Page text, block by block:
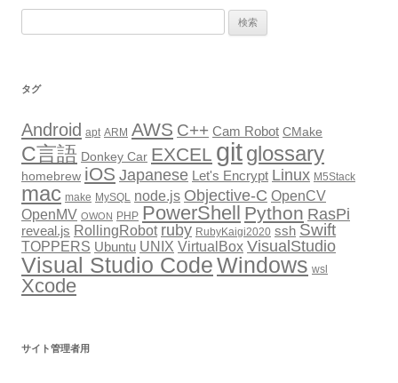
タグ
Android apt ARM AWS C++ Cam Robot CMake
C言語 Donkey Car EXCEL gitglossary
homebrew iOS Japanese Let's Encrypt Linux M5Stack
mac make MySQL node.js Objective-C OpenCV
OpenMV OWON PHP PowerShell Python RasPi
reveal.js RollingRobot ruby RubyKaigi2020 ssh Swift
TOPPERS Ubuntu UNIX VirtualBox VisualStudio
Visual Studio CodeWindows wsl
Xcode
サイト管理者用